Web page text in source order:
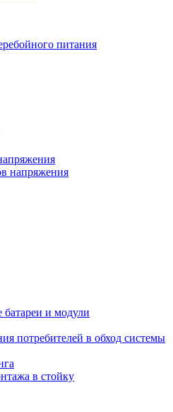
питания
напряжения
и модули
потребителей в обход системы
в стойку